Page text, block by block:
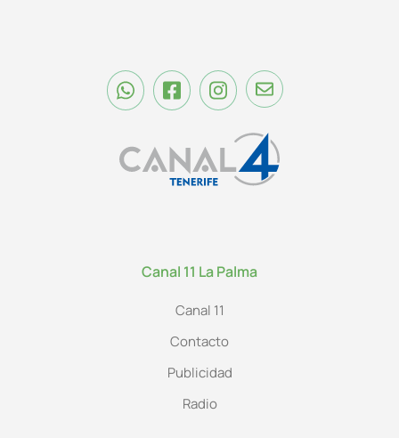
Canal 11 La Palma
Canal 11
Contacto
Publicidad
Radio